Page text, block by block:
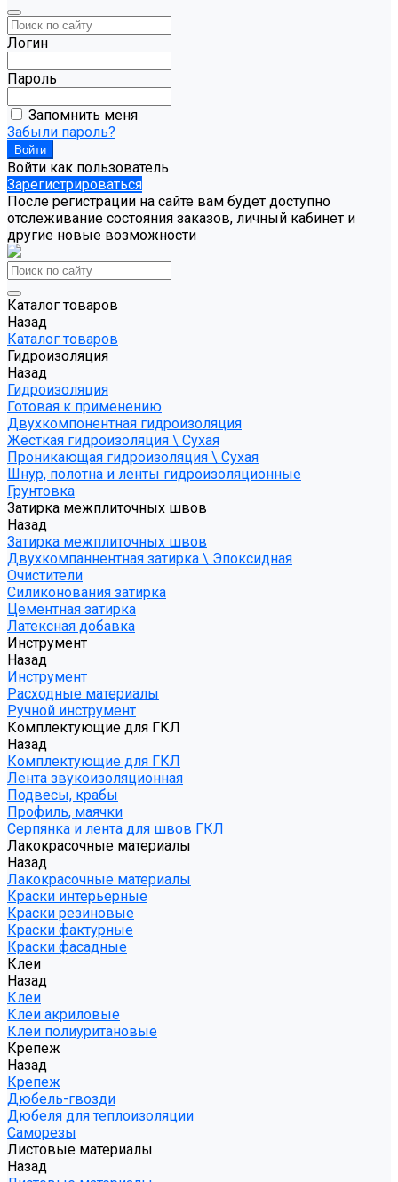
Логин
Пароль
Запомнить меня
Забыли пароль?
Войти как пользователь
Зарегистрироваться
После регистрации на сайте вам будет доступно
отслеживание состояния заказов, личный кабинет и
другие новые возможности
Каталог товаров
Назад
Каталог товаров
Гидроизоляция
Назад
Гидроизоляция
Готовая к применению
Двухкомпонентная гидроизоляция
Жёсткая гидроизоляция \ Сухая
Проникающая гидроизоляция \ Сухая
Шнур, полотна и ленты гидроизоляционные
Грунтовка
Затирка межплиточных швов
Назад
Затирка межплиточных швов
Двухкомпаннентная затирка \ Эпоксидная
Очистители
Силиконования затирка
Цементная затирка
Латексная добавка
Инструмент
Назад
Инструмент
Расходные материалы
Ручной инструмент
Комплектующие для ГКЛ
Назад
Комплектующие для ГКЛ
Лента звукоизоляционная
Подвесы, крабы
Профиль, маячки
Серпянка и лента для швов ГКЛ
Лакокрасочные материалы
Назад
Лакокрасочные материалы
Краски интерьерные
Краски резиновые
Краски фактурные
Краски фасадные
Клеи
Назад
Клеи
Клеи акриловые
Клеи полиуритановые
Крепеж
Назад
Крепеж
Дюбель-гвозди
Дюбеля для теплоизоляции
Саморезы
Листовые материалы
Назад